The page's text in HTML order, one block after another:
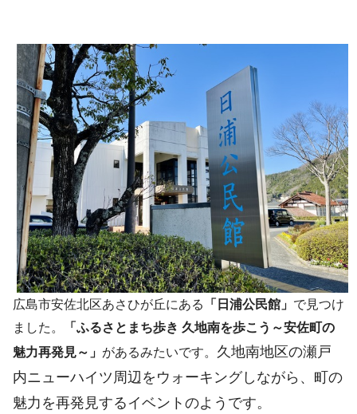
広島市安佐北区あさひが丘にある 「日浦公民館」 で見つけ
ました。
「ふるさとまち歩き 久地南を歩こう～安佐町の
魅力再発見～」 があるみたいです。 久地南地区の瀬戸
内ニューハイツ周辺をウォーキングしながら、町の
魅力を再発見するイベントのようです。